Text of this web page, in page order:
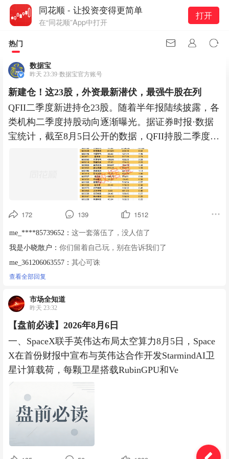
同花顺 - 让投资变得更简单
在“同花顺”App中打开
打开
热门
数据宝
昨天 23:39·数据宝官方账号
新建仓！这23股，外资最新潜伏，最强牛股在列
QFII二季度新进持仓23股。随着半年报陆续披露，各
类机构二季度持股动向逐渐曝光。据证券时报·数据
宝统计，截至8月5日公开的数据，QFII持股二季度末
172 139 1512
me_****85739652： 这一套落伍了，没人信了
我是小晓散户： 你们留着自己玩，别在告诉我们了
me_361206063557： 其心可诛
查看全部回复
市场全知道
昨天 23:32
【盘前必读】2026年8月6日
一、SpaceX联手英伟达布局太空算力8月5日，Space
X在首份财报中宣布与英伟达合作开发StarmindAI卫
星计算载荷，每颗卫星搭载RubinGPU和Ve